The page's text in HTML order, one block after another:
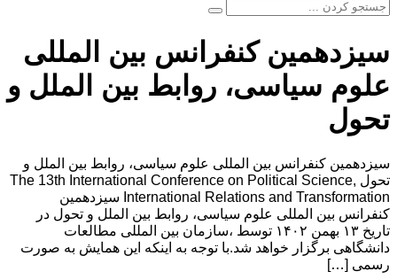
سیزدهمین کنفرانس بین المللی
علوم سیاسی، روابط بین الملل و
تحول
سیزدهمین کنفرانس بین المللی علوم سیاسی، روابط بین الملل و
تحول The 13th International Conference on Political Science,
International Relations and Transformation سیزدهمین
کنفرانس بین المللی علوم سیاسی، روابط بین الملل و تحول در
تاریخ ۱۳ بهمن ۱۴۰۲ توسط ،سازمان بین المللی مطالعات
دانشگاهی برگزار خواهد شد.با توجه به اینکه این همایش به صورت
رسمی […]